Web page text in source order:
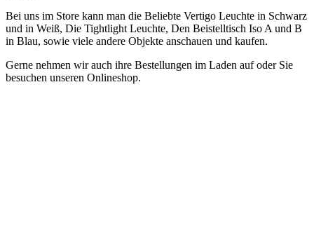
Bei uns im Store kann man die Beliebte Vertigo Leuchte in Schwarz
und in Weiß, Die Tightlight Leuchte, Den Beistelltisch Iso A und B
in Blau, sowie viele andere Objekte anschauen und kaufen.
Gerne nehmen wir auch ihre Bestellungen im Laden auf oder Sie
besuchen unseren Onlineshop.